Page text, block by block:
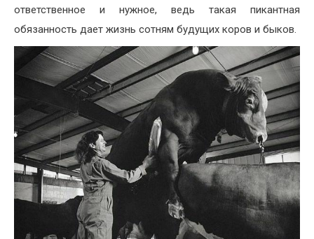
ответственное и нужное, ведь такая пикантная
обязанность дает жизнь сотням будущих коров и быков.